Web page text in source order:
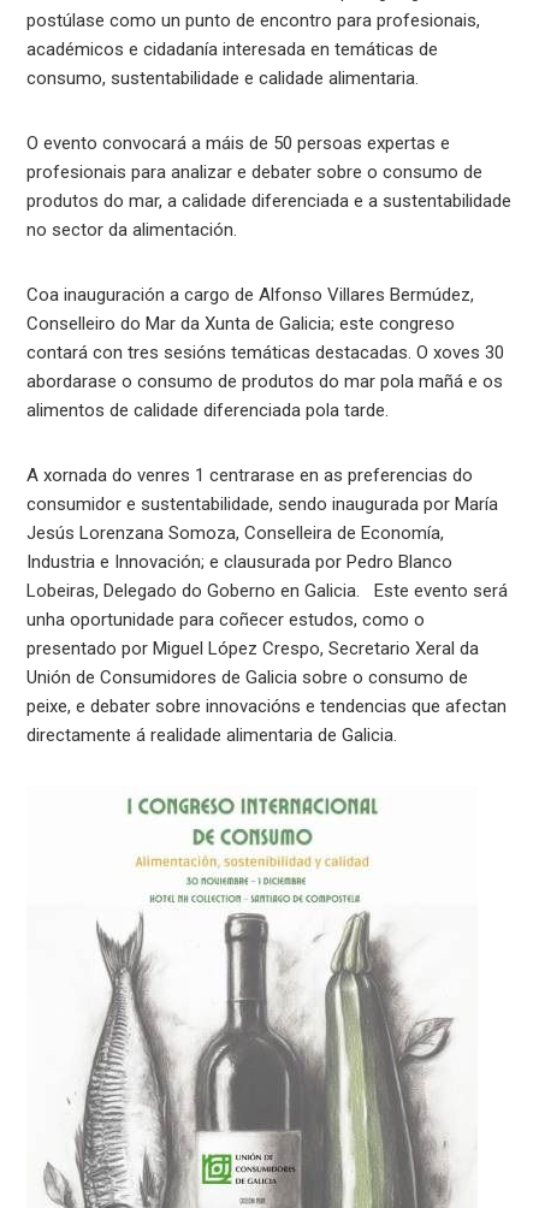
postúlase como un punto de encontro para profesionais,
académicos e cidadanía interesada en temáticas de
consumo, sustentabilidade e calidade alimentaria.
O evento convocará a máis de 50 persoas expertas e
profesionais para analizar e debater sobre o consumo de
produtos do mar, a calidade diferenciada e a sustentabilidade
no sector da alimentación.
Coa inauguración a cargo de Alfonso Villares Bermúdez,
Conselleiro do Mar da Xunta de Galicia; este congreso
contará con tres sesións temáticas destacadas. O xoves 30
abordarase o consumo de produtos do mar pola mañá e os
alimentos de calidade diferenciada pola tarde.
A xornada do venres 1 centrarase en as preferencias do
consumidor e sustentabilidade, sendo inaugurada por María
Jesús Lorenzana Somoza, Conselleira de Economía,
Industria e Innovación; e clausurada por Pedro Blanco
Lobeiras, Delegado do Goberno en Galicia. Este evento será
unha oportunidade para coñecer estudos, como o
presentado por Miguel López Crespo, Secretario Xeral da
Unión de Consumidores de Galicia sobre o consumo de
peixe, e debater sobre innovacións e tendencias que afectan
directamente á realidade alimentaria de Galicia.